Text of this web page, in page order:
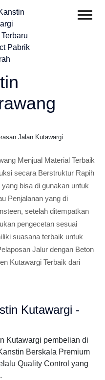
Jalan Kutawargi
Menjual Material Terbaik
secara Berstruktur Rapih
bisa di gunakan untuk
Penjalanan yang di
setelah ditempatkan
pengecetan sesuai
suasana terbaik untuk
Jalur dengan Beton
Kutawargi Terbaik dari
Kutawargi -
Kutawargi pembelian di
Berskala Premium
Quality Control yang